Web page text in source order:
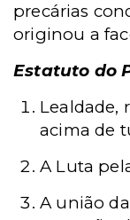
precárias
originou a
Estatuto do
Lealdade,
acima de
A Luta
A união